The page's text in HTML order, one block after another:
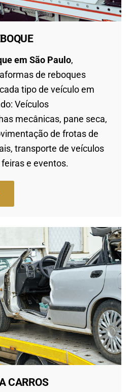
em São Paulo,
de reboques
tipo de veículo em
Veículos
mecânicas, pane seca,
de frotas de
transporte de veículos
e eventos.
CARROS